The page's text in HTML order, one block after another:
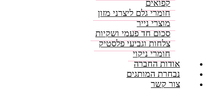
קפואים
חומרי גלם ליצרני מזון
מוצרי נייר
סכום חד פעמי ושקיות
צלחות וגביעי פלסטיק
חומרי ניקוי
אודות החברה
נבחרת המותגים
צור קשר